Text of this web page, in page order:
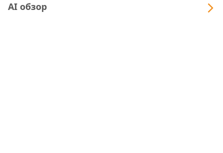
AI обзор